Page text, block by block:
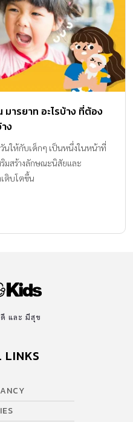
มารยาท อะไรบ้าง ที่ต้อง
ง
วันให้กับเด็กๆ เป็นหนึ่งในหน้าที่
มสร้างลักษณะนิสัยและ
ติบโตขึ้น
และ มีสุข
LINKS